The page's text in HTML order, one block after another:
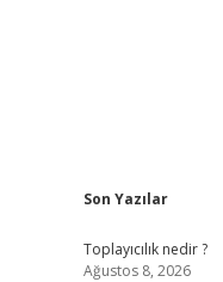
Sidebar
Son Yazılar
Toplayıcılık nedir ?
Ağustos 8, 2026